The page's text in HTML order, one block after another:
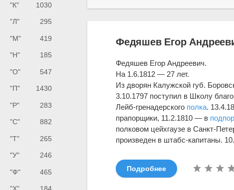
"К" 1030
"Л" 295
"М" 419
"Н" 185
"О" 547
"П" 1430
"Р" 283
"С" 882
"Т" 265
"У" 246
"Ф" 465
Федяшев Егор
Федяшев Егор Андреевич.
На 1.6.1812 — 27 лет.
Из дворян Калужской губ.
3.10.1797 поступил в Школу
Лейб-гренадерского полка.
пра­порщики, 11.2.1810 — в
полковом цейхгаузе в Санкт-
произведен в штабс-капитаны.
Подробнее